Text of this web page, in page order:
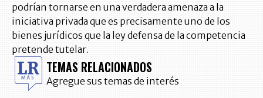
podrían tornarse en una verdadera amenaza a la
iniciativa privada que es precisamente uno de los
bienes jurídicos que la ley defensa de la competencia
pretende tutelar.
TEMAS RELACIONADOS
Agregue sus temas de interés